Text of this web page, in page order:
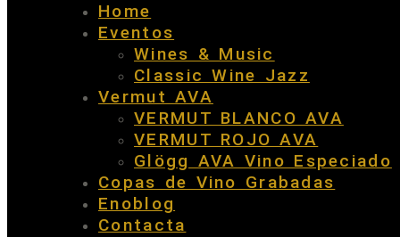
Home
Eventos
Wines & Music
Classic Wine Jazz
Vermut AVA
VERMUT BLANCO AVA
VERMUT ROJO AVA
Glögg AVA Vino Especiado
Copas de Vino Grabadas
Enoblog
Contacta